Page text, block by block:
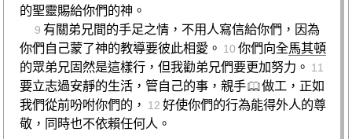
的聖靈賜給你們的神。
9 有關弟兄間的手足之情，不用人寫信給你們，因為
你們自己蒙了神的教導要彼此相愛。 10 你們向全馬其頓
的眾弟兄固然是這樣行，但我勸弟兄們要更加努力。 11
要立志過安靜的生活，管自己的事，親手
做工，正如
我們從前吩咐你們的，
12 好使你們的行為能得外人的尊
敬，同時也不依賴任何人。